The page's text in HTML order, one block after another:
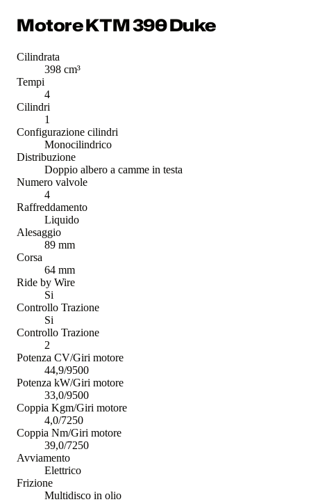
Motore KTM 390 Duke
Cilindrata
398 cm³
Tempi
4
Cilindri
1
Configurazione cilindri
Monocilindrico
Distribuzione
Doppio albero a camme in testa
Numero valvole
4
Raffreddamento
Liquido
Alesaggio
89 mm
Corsa
64 mm
Ride by Wire
Si
Controllo Trazione
Si
Controllo Trazione
2
Potenza CV/Giri motore
44,9/9500
Potenza kW/Giri motore
33,0/9500
Coppia Kgm/Giri motore
4,0/7250
Coppia Nm/Giri motore
39,0/7250
Avviamento
Elettrico
Frizione
Multidisco in olio